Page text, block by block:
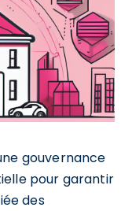
gouvernance
pour garantir
des